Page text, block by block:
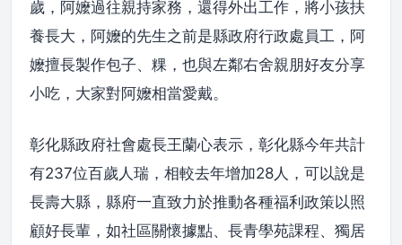
歲，阿嬤過往親持家務，還得外出工作，將小孩扶
養長大，阿嬤的先生之前是縣政府行政處員工，阿
嬤擅長製作包子、粿，也與左鄰右舍親朋好友分享
小吃，大家對阿嬤相當愛戴。
彰化縣政府社會處長王蘭心表示，彰化縣今年共計
有237位百歲人瑞，相較去年增加28人，可以說是
長壽大縣，縣府一直致力於推動各種福利政策以照
顧好長輩，如社區關懷據點、長青學苑課程、獨居